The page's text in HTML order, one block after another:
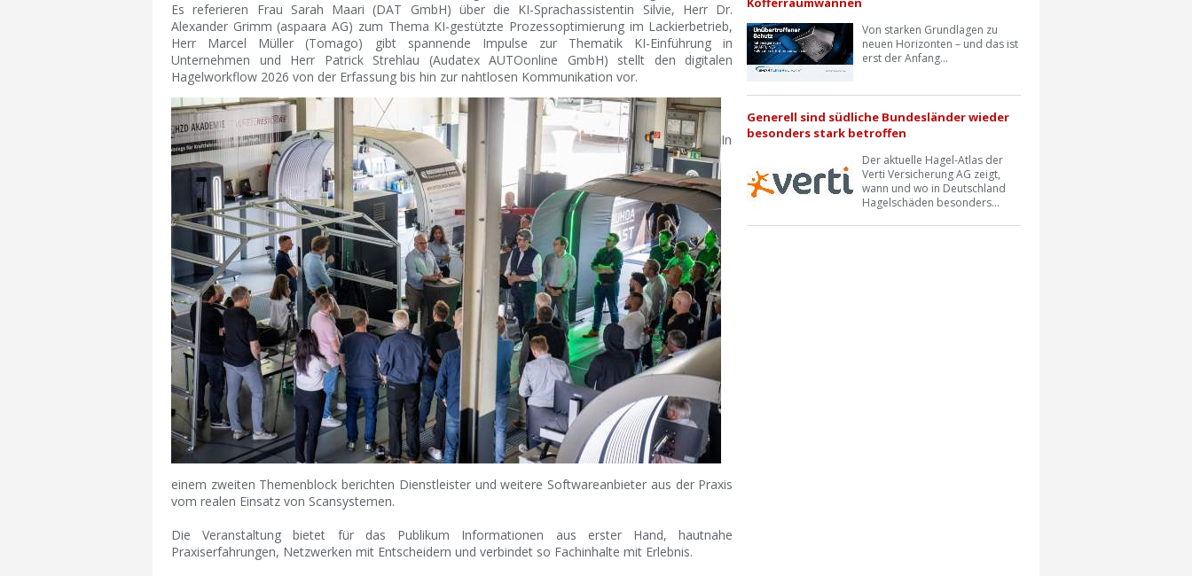
Es referieren Frau Sarah Maari (DAT GmbH) über die KI-Sprachassistentin Silvie, Herr Dr.
Alexander Grimm (aspaara AG) zum Thema KI-gestützte Prozessoptimierung im Lackierbetrieb,
Herr Marcel Müller (Tomago) gibt spannende Impulse zur Thematik KI-Einführung in
Unternehmen und Herr Patrick Strehlau (Audatex AUTOonline GmbH) stellt den digitalen
Hagelworkflow 2026 von der Erfassung bis hin zur nahtlosen Kommunikation vor.
In
einem zweiten Themenblock berichten Dienstleister und weitere Softwareanbieter aus der Praxis
vom realen Einsatz von Scansystemen.
Die Veranstaltung bietet für das Publikum Informationen aus erster Hand, hautnahe
Praxiserfahrungen, Netzwerken mit Entscheidern und verbindet so Fachinhalte mit Erlebnis.
Von starken Grundlagen zu
neuen Horizonten – und das ist
erst der Anfang...
Generell sind südliche Bundesländer wieder
besonders stark betroffen
Der aktuelle Hagel-Atlas der
Verti Versicherung AG zeigt,
wann und wo in Deutschland
Hagelschäden besonders...